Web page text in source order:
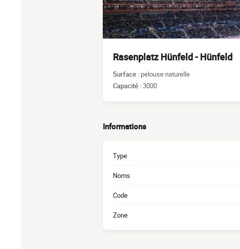
Rasenplatz Hünfeld - Hünfeld
Surface : pelouse naturelle
Capacité :3000
Informations
Type
Noms
Code
Zone